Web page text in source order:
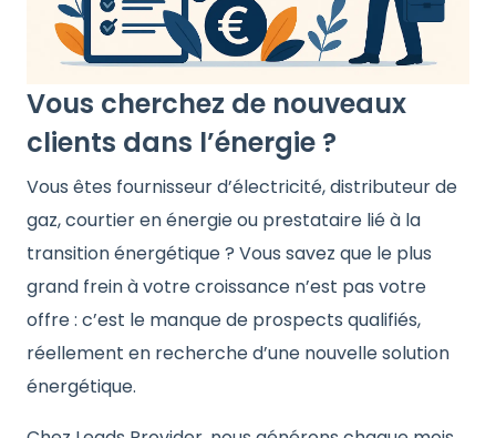
Vous cherchez de nouveaux
clients dans l’énergie ?
Vous êtes fournisseur d’électricité, distributeur de
gaz, courtier en énergie ou prestataire lié à la
transition énergétique ? Vous savez que le plus
grand frein à votre croissance n’est pas votre
offre : c’est le manque de prospects qualifiés,
réellement en recherche d’une nouvelle solution
énergétique.